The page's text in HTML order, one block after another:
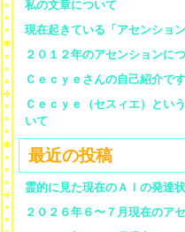
私の文章について
現在起きている「アセンショ
２０１２年のアセンションに
Ｃｅｃｙｅさんの自己紹介です
Ｃｅｃｙｅ（セスィエ）とい
いて
最近の投稿
霊的に見た現在のＡＩの発達
２０２６年６〜７月現在のア